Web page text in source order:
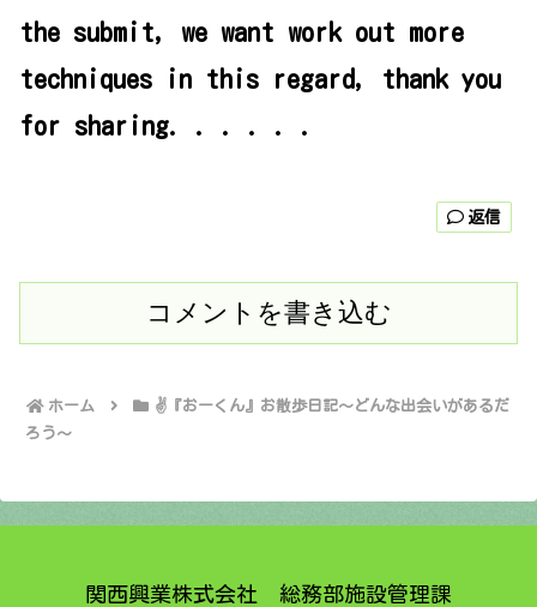
the submit, we want work out more
techniques in this regard, thank you
for sharing. . . . . .
返信
コメントを書き込む
ホーム
✌️『おーくん』お散歩日記〜どんな出会いがあるだ
ろう〜
関西興業株式会社 総務部施設管理課